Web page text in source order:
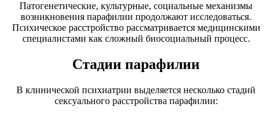
Патогенетические, культурные, социальные механизмы
возникновения парафилии продолжают исследоваться.
Психическое расстройство рассматривается медицинскими
специалистами как сложный биосоциальный процесс.
Стадии парафилии
В клинической психиатрии выделяется несколько стадий
сексуального расстройства парафилии: